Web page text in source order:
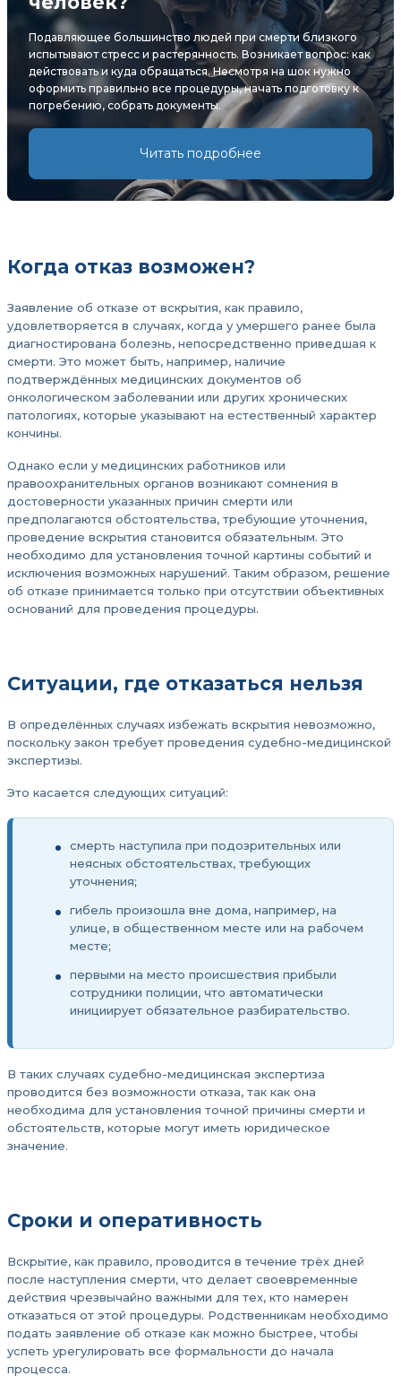
Подавляющее большинство людей при смерти близкого
испытывают стресс и растерянность. Возникает вопрос: как
действовать и куда обращаться. Несмотря на шок нужно
оформить правильно все процедуры, начать подготовку к
погребению, собрать документы.
Читать подробнее
Когда отказ возможен?
Заявление об отказе от вскрытия, как правило,
удовлетворяется в случаях, когда у умершего ранее была
диагностирована болезнь, непосредственно приведшая к
смерти. Это может быть, например, наличие
подтверждённых медицинских документов об
онкологическом заболевании или других хронических
патологиях, которые указывают на естественный характер
кончины.
Однако если у медицинских работников или
правоохранительных органов возникают сомнения в
достоверности указанных причин смерти или
предполагаются обстоятельства, требующие уточнения,
проведение вскрытия становится обязательным. Это
необходимо для установления точной картины событий и
исключения возможных нарушений. Таким образом, решение
об отказе принимается только при отсутствии объективных
оснований для проведения процедуры.
Ситуации, где отказаться нельзя
В определённых случаях избежать вскрытия невозможно,
поскольку закон требует проведения судебно-медицинской
экспертизы.
Это касается следующих ситуаций:
смерть наступила при подозрительных или
неясных обстоятельствах, требующих
уточнения;
гибель произошла вне дома, например, на
улице, в общественном месте или на рабочем
месте;
первыми на место происшествия прибыли
сотрудники полиции, что автоматически
инициирует обязательное разбирательство.
В таких случаях судебно-медицинская экспертиза
проводится без возможности отказа, так как она
необходима для установления точной причины смерти и
обстоятельств, которые могут иметь юридическое
значение.
Сроки и оперативность
Вскрытие, как правило, проводится в течение трёх дней
после наступления смерти, что делает своевременные
действия чрезвычайно важными для тех, кто намерен
отказаться от этой процедуры. Родственникам необходимо
подать заявление об отказе как можно быстрее, чтобы
успеть урегулировать все формальности до начала
процесса.